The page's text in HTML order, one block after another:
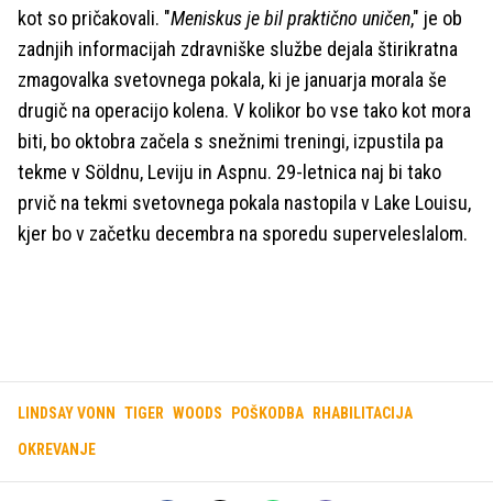
kot so pričakovali. "Meniskus je bil praktično uničen," je ob
zadnjih informacijah zdravniške službe dejala štirikratna
zmagovalka svetovnega pokala, ki je januarja morala še
drugič na operacijo kolena. V kolikor bo vse tako kot mora
biti, bo oktobra začela s snežnimi treningi, izpustila pa
tekme v Söldnu, Leviju in Aspnu. 29-letnica naj bi tako
prvič na tekmi svetovnega pokala nastopila v Lake Louisu,
kjer bo v začetku decembra na sporedu superveleslalom.
LINDSAY VONN TIGER WOODS POŠKODBA RHABILITACIJA
OKREVANJE